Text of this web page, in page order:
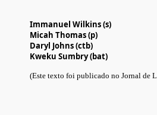
Immanuel Wilkins (s)
Micah Thomas (p)
Daryl Johns (ctb)
Kweku Sumbry (bat)
(Este texto foi publicado no Jornal de